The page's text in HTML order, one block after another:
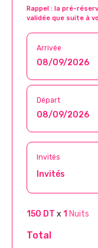
Rappel : la pré-
validée que suite à
Arrivée
Départ
Invités
Invités
150 DT x 1 Nuits
Total